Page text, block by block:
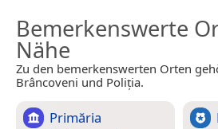
Bemerkenswerte
Nähe
Zu den bemerkenswerten Orten
Brâncoveni und Poliția.
Primăria